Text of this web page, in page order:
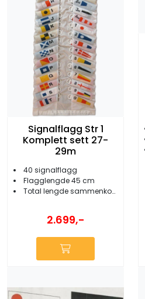
Signalflagg Str 1
Komplett sett 27-
29m
40 signalflagg
Flagglengde 45 cm
Total lengde sammenkoblet 27-29 meter
2.699,-